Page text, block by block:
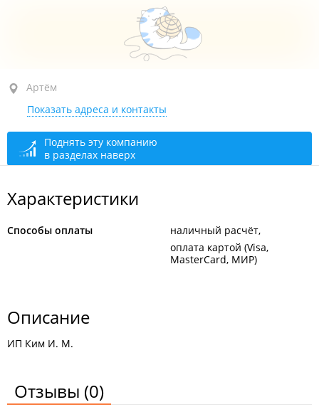
Артём, ул. Днепростроевская, 14
1-й этаж
открыто: 08:00–22:00
Артём
Показать адреса и контакты
Поднять эту компанию
в разделах наверх
Характеристики
Способы оплаты
наличный расчёт
оплата картой (Visa,
MasterCard, МИР)
Описание
ИП Ким И. М.
Отзывы (0)